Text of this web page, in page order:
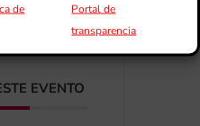
de
Portal de
transparencia
EVENTO